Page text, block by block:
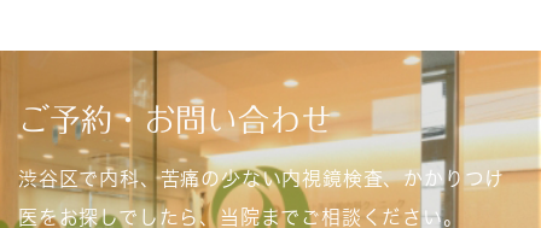
ご予約・お問い合わせ
渋谷区で内科、苦痛の少ない内視鏡検査、かかりつけ
医をお探しでしたら、当院までご相談ください。